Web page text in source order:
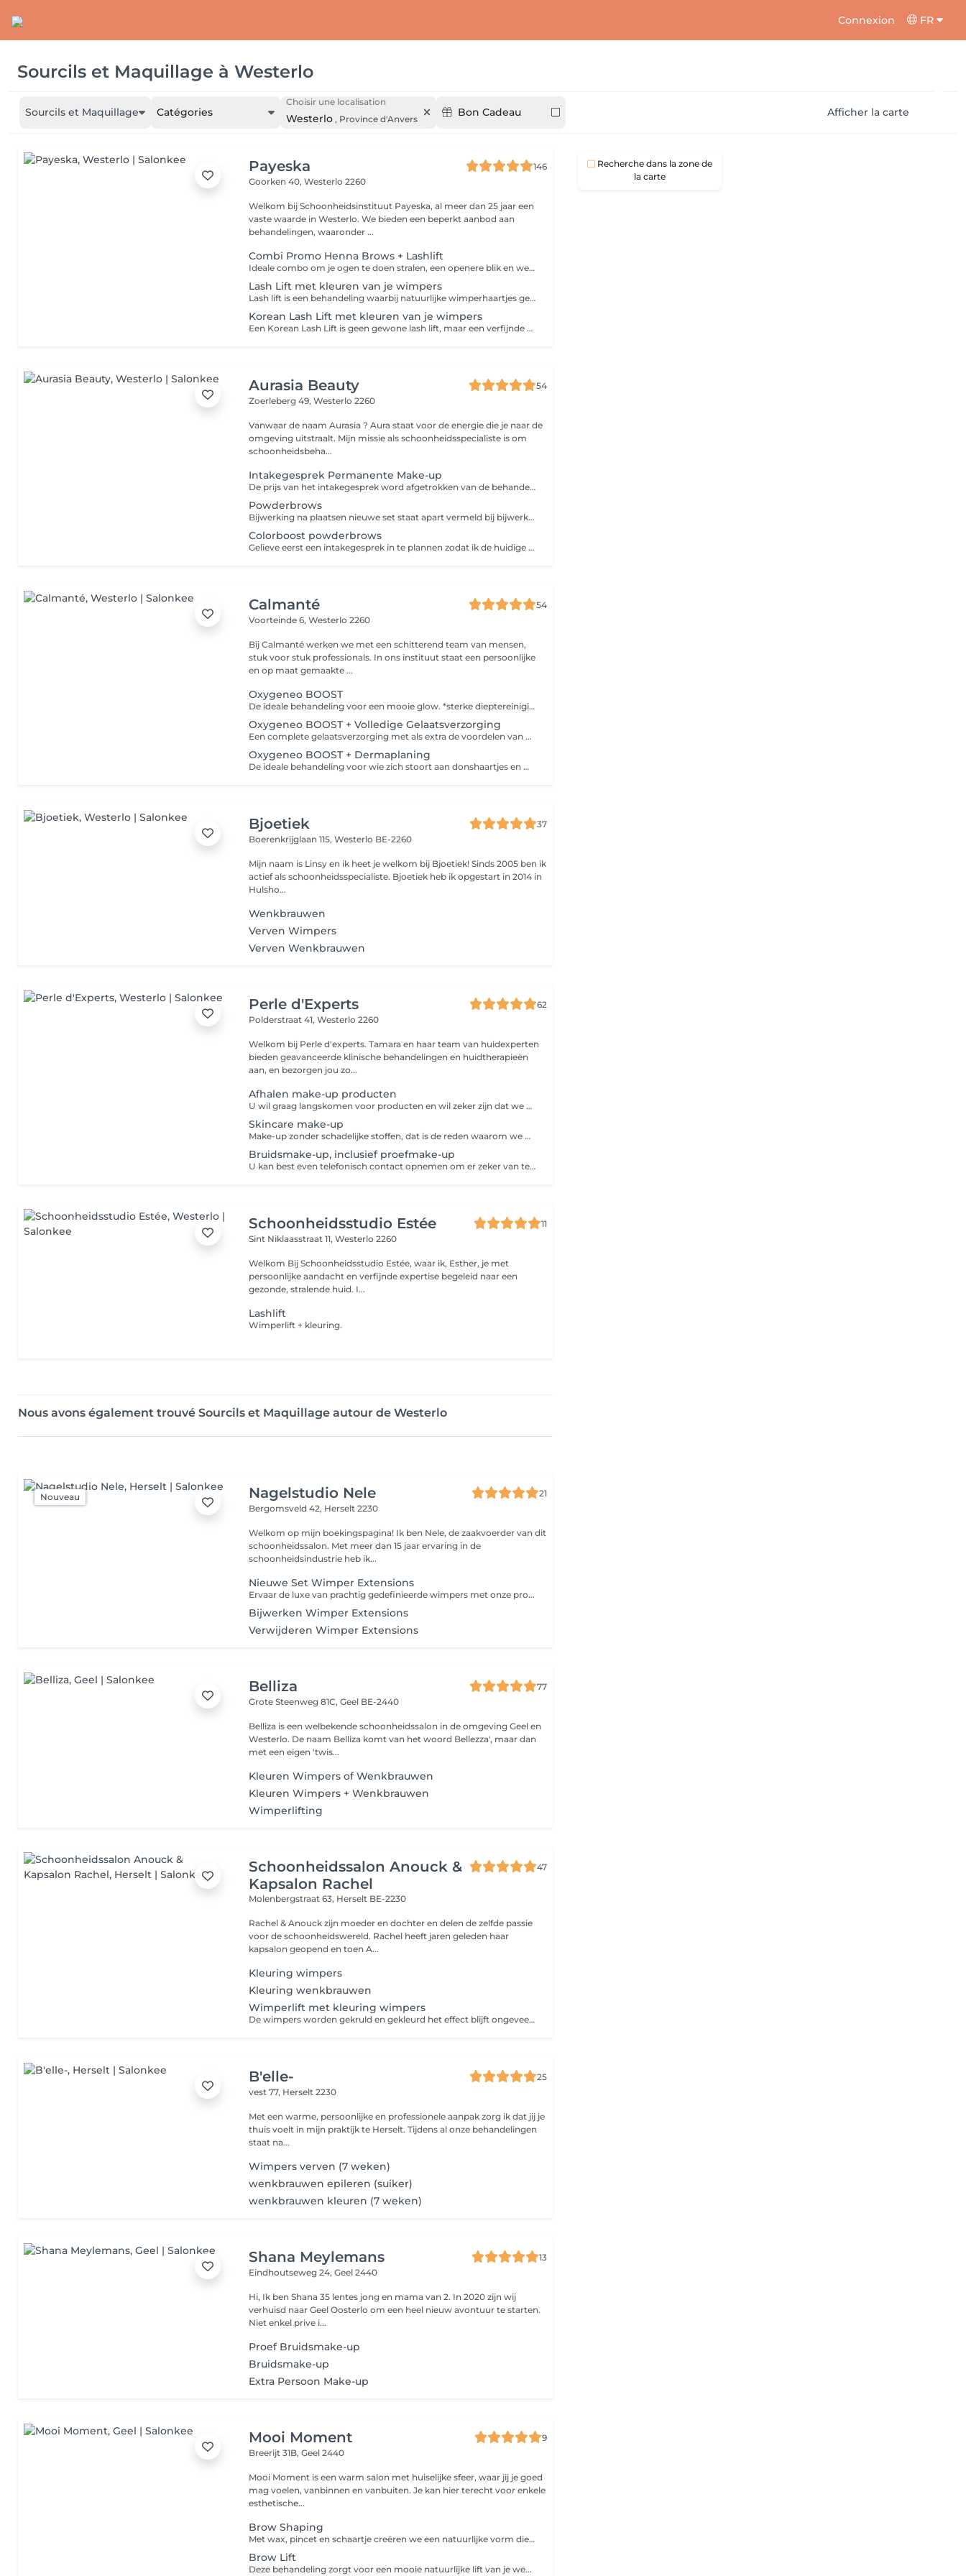
Connexion FR
Sourcils et Maquillage à Westerlo
Sourcils et Maquillage Catégories
Choisir une localisation
Westerlo, Province d'Anvers
Bon Cadeau Afficher la carte
Payeska
146
Goorken 40,Westerlo 2260
Welkom bij Schoonheidsinstituut Payeska, al meer dan 25 jaar een
vaste waarde in Westerlo. We bieden een beperkt aanbod aan
behandelingen, waaronder ...
Combi Promo Henna Brows + Lashlift
Ideale combo om je ogen te doen stralen, een openere blik en wekenlang resultaat. Geniet met deze combo van een voordeligere prijs.
Lash Lift met kleuren van je wimpers
Lash lift is een behandeling waarbij natuurlijke wimperhaartjes gelift worden zonder gebruik van krultangen, mascara of wimperextensions. Een openere blik, natuurlijk effect en wie niet houdt van "too much". Mascara is overbodig en het resultaat 6 weken zichtbaar. De lash lift kan op zowel lange als korte wimpers worden toegepast. Kies jij voor een stralende en sprekende blik?
Korean Lash Lift met kleuren van je wimpers
Een Korean Lash Lift is geen gewone lash lift, maar een verfijnde techniek die de natuurlijke wimpers vanaf de wortel lift met focus op wimpergezondheid en een zachter, natuurlijker resultaat. Geen krultang, mascara of extensions nodig. Het effect? Een open, frisse blik zonder too much, met een resultaat dat tot 6 weken zichtbaar blijft. Geschikt voor zowel korte als lange wimpers.
Aurasia Beauty
54
Zoerleberg 49,Westerlo 2260
Vanwaar de naam Aurasia ? Aura staat voor de energie die je naar de
omgeving uitstraalt. Mijn missie als schoonheidsspecialiste is om
schoonheidsbeha...
Intakegesprek Permanente Make-up
De prijs van het intakegesprek word afgetrokken van de behandeling die gekozen word.
Powderbrows
Bijwerking na plaatsen nieuwe set staat apart vermeld bij bijwerking tussen 6-12 weken.
Colorboost powderbrows
Gelieve eerst een intakegesprek in te plannen zodat ik de huidige status van uw wenkbrauwen kan bekijken. Een colorboost is voor wenkbrauwen die enkel een opfrissing van kleur nodig hebben. Voorbeelden daarvan zijn wenkbrauwen die grijzig of blauw geworden zijn of waarvan de kleur verkleurd is door UV stralen. De prijs van de intake word afgetrokken van de totaalprijs.
Calmanté
54
Voorteinde 6,Westerlo 2260
Bij Calmanté werken we met een schitterend team van mensen,
stuk voor stuk professionals. In ons instituut staat een persoonlijke
en op maat gemaakte ...
Oxygeneo BOOST
De ideale behandeling voor een mooie glow. *sterke dieptereiniging met de oxygeneo *extra zuurstof voorziening van de huid *insluizen van serum met ultrasound
Oxygeneo BOOST + Volledige Gelaatsverzorging
Een complete gelaatsverzorging met als extra de voordelen van de oxygeneo boost. *sterke dieptereiniging met de oxygeneo *extra zuurstof voorziening van de huid *insluizen van serum met ultrasound *ontspannende massage *masker aangepast aan huidtype
Oxygeneo BOOST + Dermaplaning
De ideale behandeling voor wie zich stoort aan donshaartjes en wil gaan voor de meest perfecte glow. *verwijdering van donshaartjes en dode huidcellen met een speciaal chirurgisch mesje *sterke dieptereiniging met de oxygeneo *extra zuurstof voorziening van de huid *insluizen van serum met ultrasound
Bjoetiek
37
Boerenkrijglaan 115,Westerlo BE-2260
Mijn naam is Linsy en ik heet je welkom bij Bjoetiek! Sinds 2005 ben ik
actief als schoonheidsspecialiste. Bjoetiek heb ik opgestart in 2014 in
Hulsho...
Wenkbrauwen
Verven Wimpers
Verven Wenkbrauwen
Perle d'Experts
62
Polderstraat 41,Westerlo 2260
Welkom bij Perle d'experts. Tamara en haar team van huidexperten
bieden geavanceerde klinische behandelingen en huidtherapieën
aan, en bezorgen jou zo...
Afhalen make-up producten
U wil graag langskomen voor producten en wil zeker zijn dat we open zijn of u wil graag nog extra advies, we helpen u graag :-)
Skincare make-up
Make-up zonder schadelijke stoffen, dat is de reden waarom we uitsluitend met Jane Irredale werken. Make-up die het allerbeste in je naar boven kan halen met formules die je huid beschermen en versterken. een perfecte afwerking van je dagelijks verzorgingsritueel. Indien u graag( bruid) make-up wenst op zaterdagvoormiddag is dit mogelijk maar best even telefonisch reserveren. ( dit kan niet online)
Bruidsmake-up, inclusief proefmake-up
U kan best even telefonisch contact opnemen om er zeker van te zijn dat we vrij zijn op jouw grote dag.
Schoonheidsstudio Estée
11
Sint Niklaasstraat 11,Westerlo 2260
Welkom Bij Schoonheidsstudio Estée, waar ik, Esther, je met
persoonlijke aandacht en verfijnde expertise begeleid naar een
gezonde, stralende huid. I...
Lashlift
Wimperlift + kleuring.
Nous avons également trouvé Sourcils et Maquillage autour de Westerlo
Nouveau Nagelstudio Nele
21
Bergomsveld 42, Herselt 2230
Welkom op mijn boekingspagina! Ik ben Nele, de zaakvoerder van dit
schoonheidssalon. Met meer dan 15 jaar ervaring in de
schoonheidsindustrie heb ik...
Nieuwe Set Wimper Extensions
Ervaar de luxe van prachtig gedefinieerde wimpers met onze professionele wimperextensions. Een subtiele verlenging of extra volume? Wij garanderen een natuurlijk en langdurig resultaat van jouw wimpers.
Bijwerken Wimper Extensions
Verwijderen Wimper Extensions
Belliza
77
Grote Steenweg 81C,Geel BE-2440
Belliza is een welbekende schoonheidssalon in de omgeving Geel en
Westerlo. De naam Belliza komt van het woord Bellezza', maar dan
met een eigen 'twis...
Kleuren Wimpers of Wenkbrauwen
Kleuren Wimpers + Wenkbrauwen
Wimperlifting
Schoonheidssalon Anouck &
Kapsalon Rachel
47
Molenbergstraat 63, Herselt BE-2230
Rachel & Anouck zijn moeder en dochter en delen de zelfde passie
voor de schoonheidswereld. Rachel heeft jaren geleden haar
kapsalon geopend en toen A...
Kleuring wimpers
Kleuring wenkbrauwen
Wimperlift met kleuring wimpers
De wimpers worden gekruld en gekleurd het effect blijft ongeveer 6 tot 8 weken
B'elle-
25
vest 77, Herselt 2230
Met een warme, persoonlijke en professionele aanpak zorg ik dat jij je
thuis voelt in mijn praktijk te Herselt. Tijdens al onze behandelingen
staat na...
Wimpers verven (7 weken)
wenkbrauwen epileren (suiker)
wenkbrauwen kleuren (7 weken)
Shana Meylemans
13
Eindhoutseweg 24,Geel 2440
Hi, Ik ben Shana 35 lentes jong en mama van 2. In 2020 zijn wij
verhuisd naar Geel Oosterlo om een heel nieuw avontuur te starten.
Niet enkel prive i...
Proef Bruidsmake-up
Bruidsmake-up
Extra Persoon Make-up
Mooi Moment
9
Breerijt 31B,Geel 2440
Mooi Moment is een warm salon met huiselijke sfeer, waar jij je goed
mag voelen, vanbinnen en vanbuiten. Je kan hier terecht voor enkele
esthetische...
Brow Shaping
Met wax, pincet en schaartje creëren we een natuurlijke vorm die je wenkbrauwen mooi accentueert en je gelaat in balans brengt.
Brow Lift
Deze behandeling zorgt voor een mooie natuurlijke lift van je wenkbrauwhaartjes en een meer gedefinieerde vorm. Ideaal als je graag vollere wenkbrauwen wil!
Recherche dans la zone de
la carte